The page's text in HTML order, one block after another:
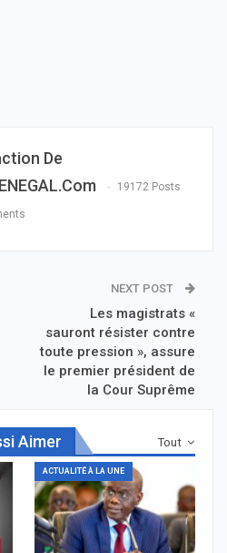
De
19172 Posts
NEXT POST
Les magistrats «
sauront résister contre
toute pression », assure
le premier président de
la Cour Suprême
Tout
Aimer
ACTUALITÉ À LA UNE